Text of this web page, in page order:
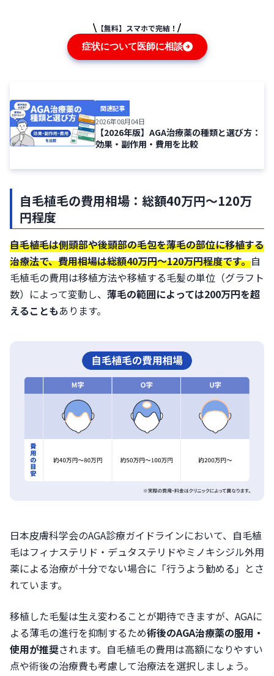
【無料】スマホで完結！
症状について医師に相談
関連記事
2026年08月04日
【2026年版】AGA治療薬の種類と選び方：
効果・副作用・費用を比較
自毛植毛の費用相場：総額40万円〜120万
円程度
自毛植毛は側頭部や後頭部の毛包を薄毛の部位に移植する
治療法で、費用相場は総額40万円〜120万円程度です。自
毛植毛の費用は移植方法や移植する毛髪の単位（グラフト
数）によって変動し、 薄毛の範囲によっては200万円を超
えることもあります。
日本皮膚科学会のAGA診療ガイドラインにおいて、自毛植
毛はフィナステリド・デュタステリドやミノキシジル外用
薬による治療が十分でない場合に「行うよう勧める」とさ
れています。
移植した毛髪は生え変わることが期待できますが、AGAに
よる薄毛の進行を抑制するため術後のAGA治療薬の服用・
使用が推奨されます。自毛植毛の費用は高額になりやすい
点や術後の治療費も考慮して治療法を選択しましょう。